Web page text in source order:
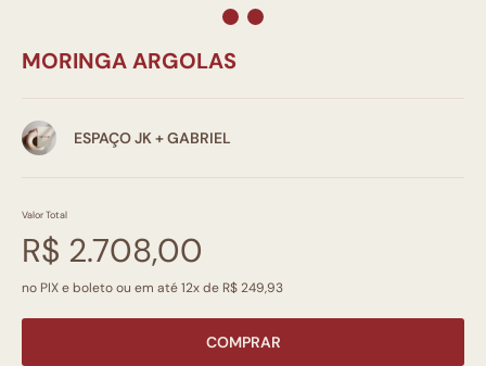
MORINGA ARGOLAS
ESPAÇO JK + GABRIEL
Valor Total
R$ 2.708,00
no PIX e boleto ou em até 12x de R$ 249,93
COMPRAR